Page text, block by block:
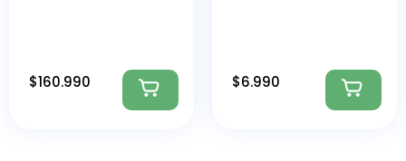
$160.990 $6.990